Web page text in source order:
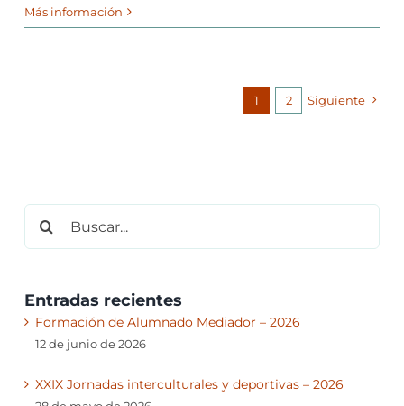
Más información
1 2 Siguiente
Entradas recientes
Formación de Alumnado Mediador – 2026
12 de junio de 2026
XXIX Jornadas interculturales y deportivas – 2026